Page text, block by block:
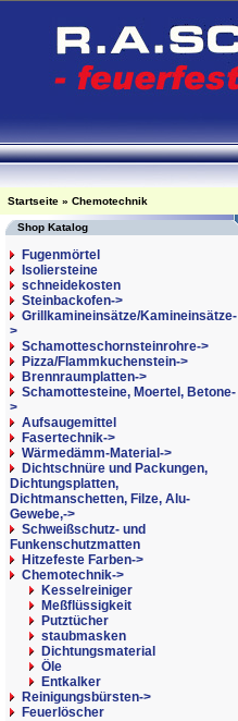
Startseite » Chemotechnik
Shop Katalog
Fugenmörtel
Isoliersteine
schneidekosten
Steinbackofen->
Grillkamineinsätze/Kamineinsätze-
>
Schamotteschornsteinrohre->
Pizza/Flammkuchenstein->
Brennraumplatten->
Schamottesteine, Moertel, Betone-
>
Aufsaugemittel
Fasertechnik->
Wärmedämm-Material->
Dichtschnüre und Packungen,
Dichtungsplatten,
Dichtmanschetten, Filze, Alu-
Gewebe,->
Schweißschutz- und
Funkenschutzmatten
Hitzefeste Farben->
Chemotechnik->
Kesselreiniger
Meßflüssigkeit
Putztücher
staubmasken
Dichtungsmaterial
Öle
Entkalker
Reinigungsbürsten->
Feuerlöscher